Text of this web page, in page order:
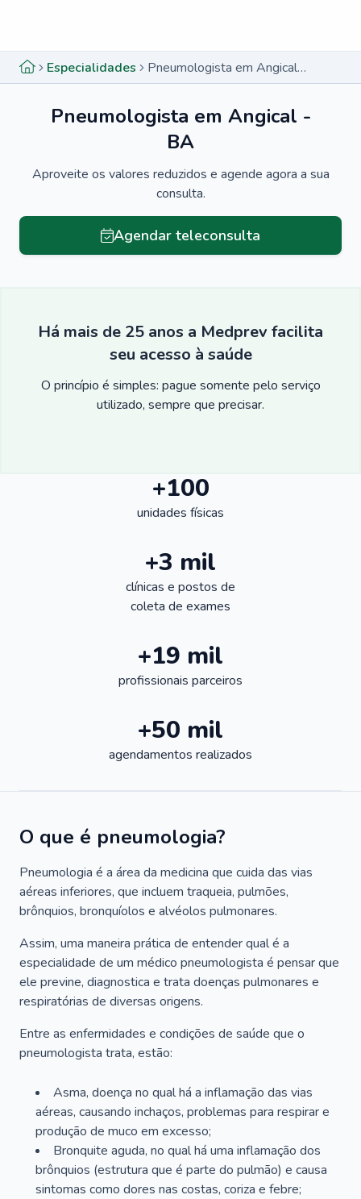
Especialidades Pneumologista em Angical - BA
Pneumologista em Angical -
BA
Aproveite os valores reduzidos e agende agora a sua
consulta.
Agendar teleconsulta
Há mais de 25 anos a Medprev facilita
seu acesso à saúde
O princípio é simples: pague somente pelo serviço
utilizado, sempre que precisar.
+100
unidades físicas
+3 mil
clínicas e postos de
coleta de exames
+19 mil
profissionais parceiros
+50 mil
agendamentos realizados
O que é pneumologia?
Pneumologia é a área da medicina que cuida das vias
aéreas inferiores, que incluem traqueia, pulmões,
brônquios, bronquíolos e alvéolos pulmonares.
Assim, uma maneira prática de entender qual é a
especialidade de um médico pneumologista é pensar que
ele previne, diagnostica e trata doenças pulmonares e
respiratórias de diversas origens.
Entre as enfermidades e condições de saúde que o
pneumologista trata, estão:
Asma, doença no qual há a inflamação das vias
aéreas, causando inchaços, problemas para respirar e
produção de muco em excesso;
Bronquite aguda, no qual há uma inflamação dos
brônquios (estrutura que é parte do pulmão) e causa
sintomas como dores nas costas, coriza e febre;